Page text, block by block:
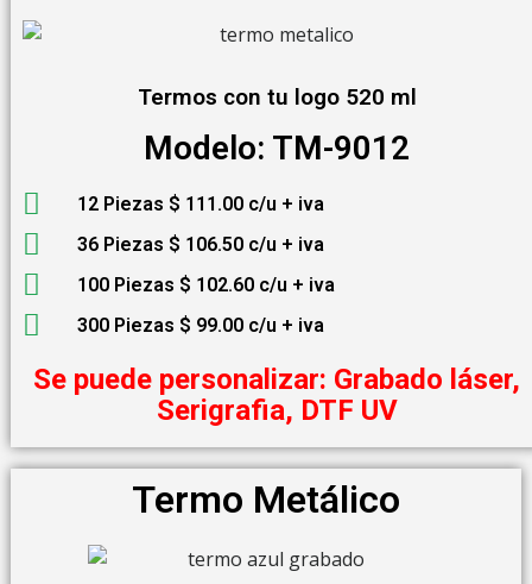
Termos con tu logo 520 ml
Modelo: TM-9012
12 Piezas $ 111.00 c/u + iva
36 Piezas $ 106.50 c/u + iva
100 Piezas $ 102.60 c/u + iva
300 Piezas $ 99.00 c/u + iva
Se puede personalizar: Grabado láser,
Serigrafia, DTF UV
Termo Metálico